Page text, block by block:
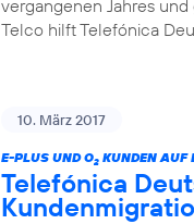
vergangenen Jahres
Telco hilft Telefónica
10. März 2017
E-PLUS UND O2 KUNDEN AUF
Telefónica